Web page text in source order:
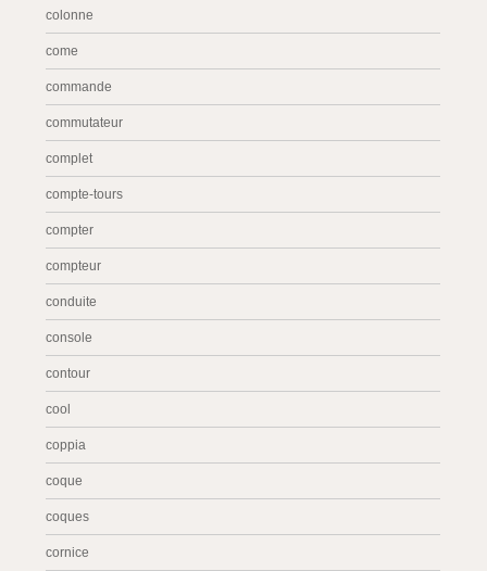
colonne
come
commande
commutateur
complet
compte-tours
compter
compteur
conduite
console
contour
cool
coppia
coque
coques
cornice